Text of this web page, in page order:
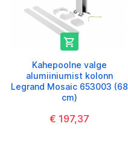

Kahepoolne valge
alumiiniumist kolonn
Legrand Mosaic 653003 (68
cm)
€ 197,37